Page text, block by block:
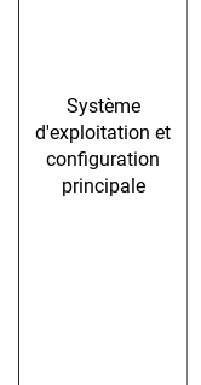
Système
d'exploitation et
configuration
principale